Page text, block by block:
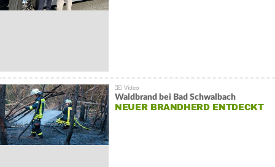
Waldbrand bei Bad Schwalbach
NEUER BRANDHERD ENTDECKT